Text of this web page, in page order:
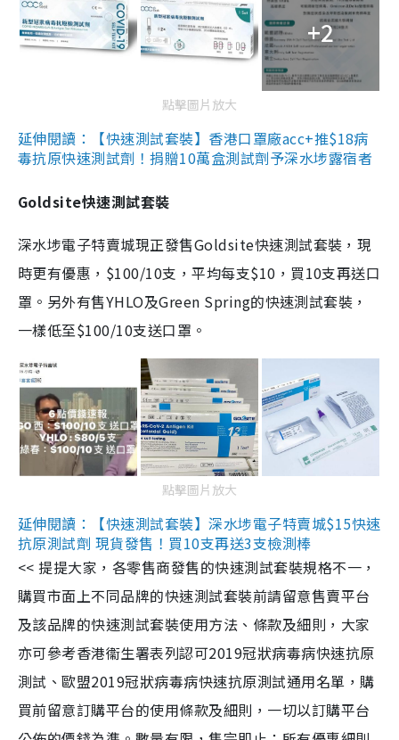
+2
點擊圖片放大
延伸閱讀：【快速測試套裝】香港口罩廠acc+推$18病
毒抗原快速測試劑！捐贈10萬盒測試劑予深水埗露宿者
Goldsite快速測試套裝
深水埗電子特賣城現正發售Goldsite快速測試套裝，現
時更有優惠，$100/10支，平均每支$10，買10支再送口
罩。另外有售YHLO及Green Spring的快速測試套裝，
一樣低至$100/10支送口罩。
點擊圖片放大
延伸閱讀：【快速測試套裝】深水埗電子特賣城$15快速
抗原測試劑 現貨發售！買10支再送3支檢測棒
<< 提提大家，各零售商發售的快速測試套裝規格不一，
購買市面上不同品牌的快速測試套裝前請留意售賣平台
及該品牌的快速測試套裝使用方法、條款及細則，大家
亦可參考香港衞生署表列認可2019冠狀病毒病快速抗原
測試、歐盟2019冠狀病毒病快速抗原測試通用名單，購
買前留意訂購平台的使用條款及細則，一切以訂購平台